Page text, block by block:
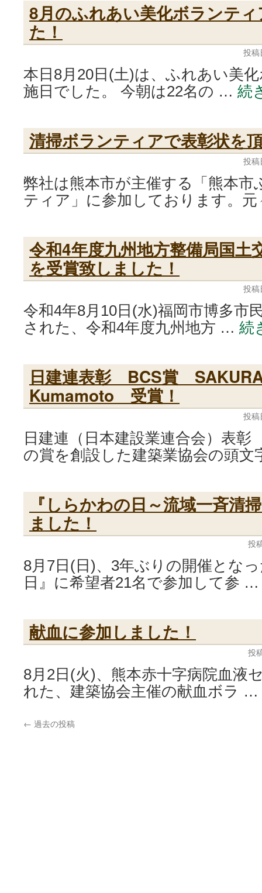
8月のふれあい美化ボランテ
た！
投稿
本日8月20日(土)は、ふれあい美
施日でした。 今朝は22名の … 続
清掃ボランティアで表彰状を
投稿
弊社は熊本市が主催する「熊本市
ティア」に参加しております。
令和4年度九州地方整備局国土
を受賞致しました！
投稿
令和4年8月10日(水)福岡市博多市
された、令和4年度九州地方 … 続
日建連表彰 BCS賞
Kumamoto 受賞！
投稿
日建連（日本建設業連合会）表
の賞を創設した建築業協会の頭
『しらかわの日～流域一斉清
ました！
投
8月7日(日)、3年ぶりの開催とな
日』に希望者21名で参加して参
献血に参加しました！
投
8月2日(火)、熊本赤十字病院血液
れた、建築協会主催の献血ボラ …
← 過去の投稿